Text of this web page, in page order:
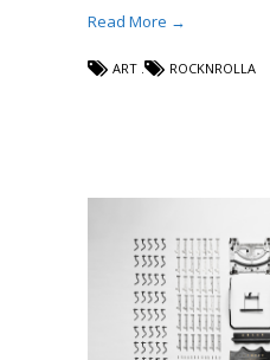
Read More →
ART ROCKNROLLA